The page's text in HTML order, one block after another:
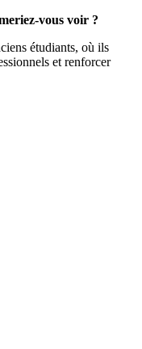
vous voir ?
étudiants, où ils
et renforcer